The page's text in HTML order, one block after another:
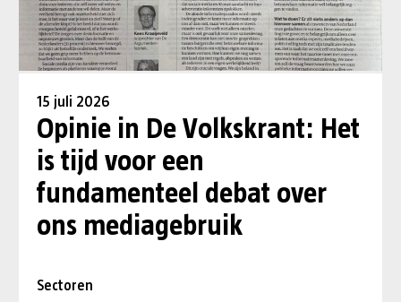
15 juli 2026
Opinie in De Volkskrant: Het
is tijd voor een
fundamenteel debat over
ons mediagebruik
Sectoren